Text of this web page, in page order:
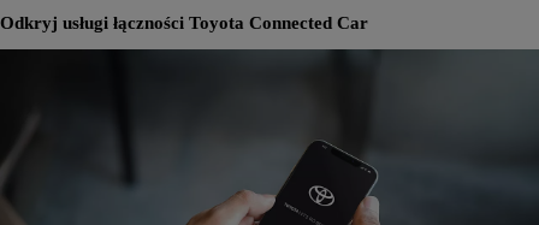
Odkryj usługi łączności Toyota Connected Car